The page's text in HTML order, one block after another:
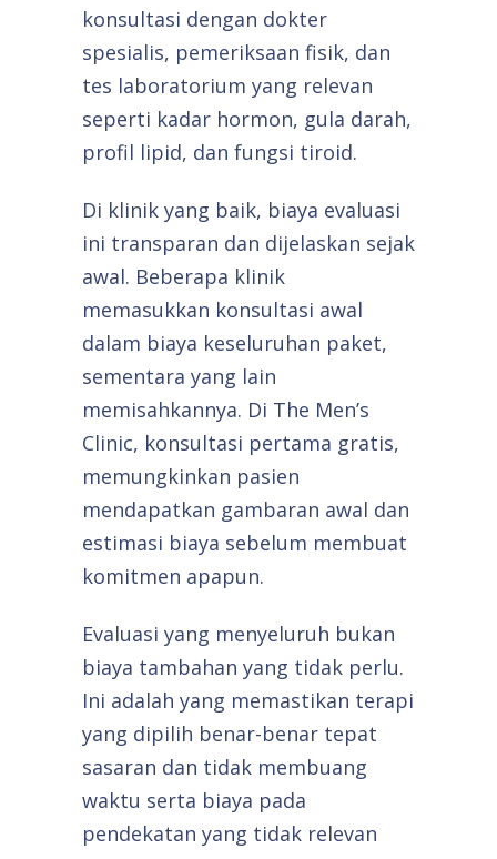
konsultasi dengan dokter
spesialis, pemeriksaan fisik, dan
tes laboratorium yang relevan
seperti kadar hormon, gula darah,
profil lipid, dan fungsi tiroid.
Di klinik yang baik, biaya evaluasi
ini transparan dan dijelaskan sejak
awal. Beberapa klinik
memasukkan konsultasi awal
dalam biaya keseluruhan paket,
sementara yang lain
memisahkannya. Di The Men’s
Clinic, konsultasi pertama gratis,
memungkinkan pasien
mendapatkan gambaran awal dan
estimasi biaya sebelum membuat
komitmen apapun.
Evaluasi yang menyeluruh bukan
biaya tambahan yang tidak perlu.
Ini adalah yang memastikan terapi
yang dipilih benar-benar tepat
sasaran dan tidak membuang
waktu serta biaya pada
pendekatan yang tidak relevan